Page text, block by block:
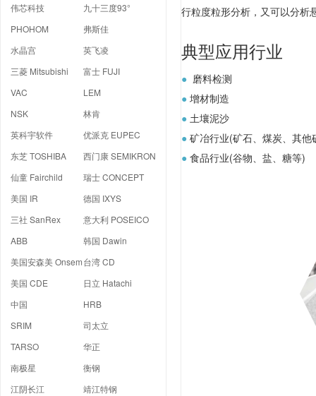
伟芯科技
九十三度93°
PHOHOM
弗斯佳
水晶宫
英飞凌
三菱 Mitsubishi
富士 FUJI
VAC
LEM
NSK
林肯
英科宇软件
优派克 EUPEC
东芝 TOSHIBA
西门康 SEMIKRON
仙童 Fairchild
瑞士 CONCEPT
美国 IR
德国 IXYS
三社 SanRex
意大利 POSEICO
ABB
韩国 Dawin
美国安森美 Onsem台湾 CD
美国 CDE
日立 Hatachi
中国
HRB
SRIM
司太立
TARSO
华正
南极星
衡钢
江阴长江
靖江特钢
行粒度粒形分析，又可以分析
典型应用行业
● 磨料
● 增材
● 土壤
● 矿冶行业(矿石、煤炭、
● 食品行业(谷物、盐、糖等)